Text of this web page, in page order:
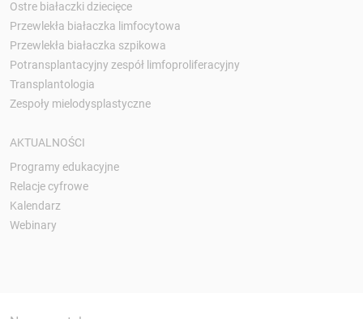
Ostre białaczki dziecięce
Przewlekła białaczka limfocytowa
Przewlekła białaczka szpikowa
Potransplantacyjny zespół limfoproliferacyjny
Transplantologia
Zespoły mielodysplastyczne
AKTUALNOŚCI
Programy edukacyjne
Relacje cyfrowe
Kalendarz
Webinary